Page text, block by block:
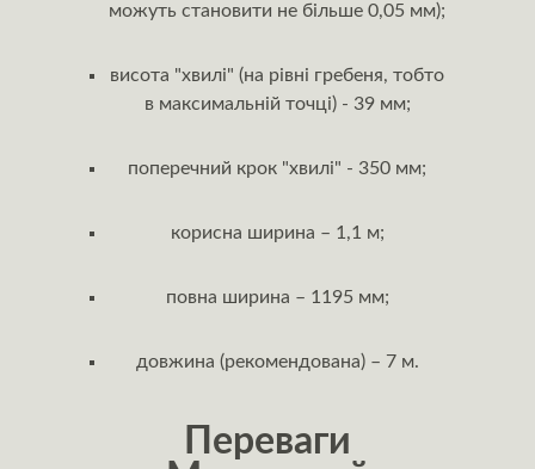
можуть становити не більше 0,05 мм);
висота "хвилі" (на рівні гребеня, тобто
в максимальній точці) - 39 мм;
поперечний крок "хвилі" - 350 мм;
корисна ширина – 1,1 м;
повна ширина – 1195 мм;
довжина (рекомендована) – 7 м.
Переваги